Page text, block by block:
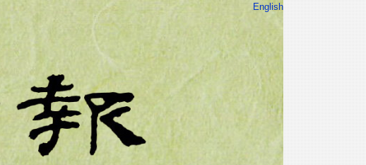
English